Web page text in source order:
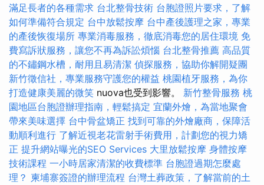
滿足長者的各種需求 台北整骨技術 台胞證照片要求，了解
如何準備符合規定 台中放鬆按摩 台中產後護理之家，專業
的產後恢復場所 專業消毒服務，徹底消毒您的居住環境 免
費寫訴狀服務，讓您不再為訴訟煩惱 台北整骨推薦 高品質
的不鏽鋼水槽，耐用且易清潔 偵探服務，協助你解開疑團
新竹徵信社，專業服務守護您的權益 桃園植牙服務，為你
打造健康美麗的微笑 nuova也受到影響。 新竹整骨服務 桃
園地區台胞證辦理指南，輕鬆搞定 宜蘭外燴，為當地聚會
帶來美味選擇 台中骨盆矯正 找到可靠的外燴廠商，保障活
動順利進行 了解近視老花雷射手術費用，計劃您的視力矯
正 提升網站曝光的SEO Services 大里放鬆按摩 身體按摩
技術課程 一小時居家清潔的收費標準 台胞證過期怎麼處
理？ 柬埔寨簽證的辦理流程 台灣土葬政策，了解當前的土